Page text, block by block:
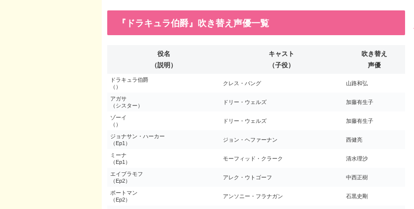
『ドラキュラ伯爵』吹き替え声優一覧
役名
（説明）
キャスト
（子役）
吹き替え
声優
ドラキュラ伯爵
（）
クレス・バング 山路和弘
アガサ
（シスター）
ドリー・ウェルズ 加藤有生子
ゾーイ
（）
ドリー・ウェルズ 加藤有生子
ジョナサン・ハーカー
（Ep1）
ジョン・ヘファーナン 西健亮
ミーナ
（Ep1）
モーフィッド・クラーク 清水理沙
エイブラモフ
（Ep2）
アレク・ウトゴーフ 中西正樹
ポートマン
（Ep2）
アンソニー・フラナガン 石黒史剛